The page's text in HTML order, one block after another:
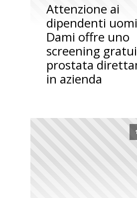
Attenzione ai
dipendenti
Dami offre uno
screening
prostata
in azienda